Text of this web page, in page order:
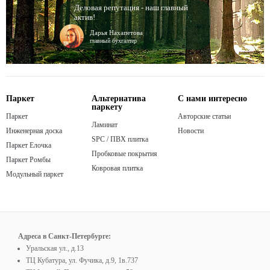
Деловая репутация - наш главный
актив!
Дарья Нахапетова
главный бухгалтер
Паркет
Паркет
Инженерная доска
Паркет Елочка
Паркет Ромбы
Модульный паркет
Альтернатива
паркету
Ламинат
SPC / ПВХ плитка
Пробковые покрытия
Ковровая плитка
С нами интересно
Авторские статьи
Новости
Адреса в Санкт-Петербурге:
Уральская ул., д.13
ТЦ Кубатура, ул. Фучика, д.9, 1в.737